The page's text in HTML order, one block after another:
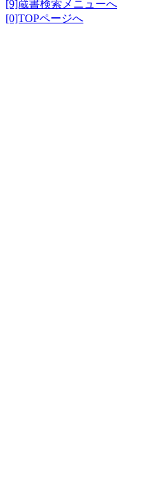
[9]蔵書検索メニューへ
[0]TOPページへ